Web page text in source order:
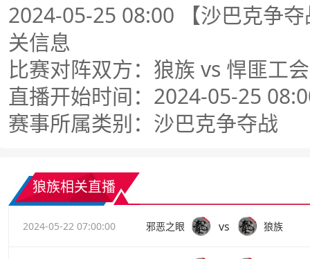
2024-05-25 08:00 【沙巴克争
关信息
比赛对阵双方：狼族 vs 悍匪工会
直播开始时间：2024-05-25
赛事所属类别：沙巴克争夺战
狼族相关直播
2024-05-22 07:00:00 邪恶之眼 vs 狼族